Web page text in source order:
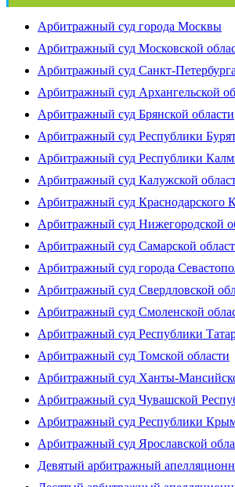
Арбитражный суд города Москвы
Арбитражный суд Московской
Арбитражный суд Санкт-Петербурга
Арбитражный суд Архангельской
Арбитражный суд Брянской области
Арбитражный суд Республики
Арбитражный суд Республики
Арбитражный суд Калужской
Арбитражный суд Краснодарского
Арбитражный суд Нижегородской
Арбитражный суд Самарской
Арбитражный суд города
Арбитражный суд Свердловской
Арбитражный суд Смоленской
Арбитражный суд Республики
Арбитражный суд Томской области
Арбитражный суд Ханты-
Арбитражный суд Чувашской
Арбитражный суд Республики
Арбитражный суд Ярославской
Девятый арбитражный